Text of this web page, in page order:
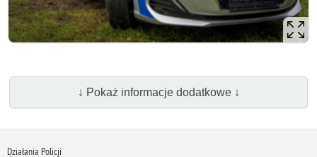
↓ Pokaż informacje dodatkowe ↓
Działania Policji